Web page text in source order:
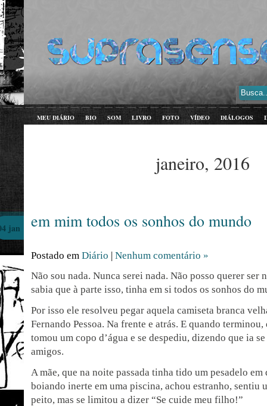
MEU DIÁRIO BIO SOM LIVRO FOTO VÍDEO DIÁLOGOS
janeiro, 2016
em mim todos os sonhos do mundo
jan
Postado em Diário | Nenhum comentário »
Não sou nada. Nunca serei nada. Não posso querer ser
sabia que à parte isso, tinha em si todos os sonhos do
Por isso ele resolveu pegar aquela camiseta branca
Fernando Pessoa. Na frente e atrás. E quando
tomou um copo d’água e se despediu, dizendo que ia
amigos.
A mãe, que na noite passada tinha tido um pesadelo
boiando inerte em uma piscina, achou estranho, sentiu
peito, mas se limitou a dizer “Se cuide meu filho!”